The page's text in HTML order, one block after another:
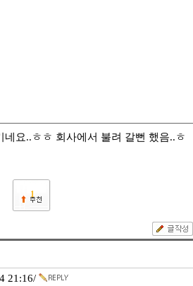
네요..ㅎㅎ 회사에서 불려 갈뻔 했음..ㅎ
1
21:16/